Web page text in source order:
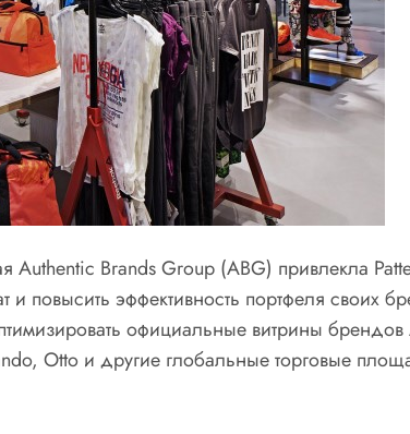
Authentic Brands Group (ABG) привлекла
и повысить эффективность портфеля
официальные витрины
Otto и другие глобальные торговые